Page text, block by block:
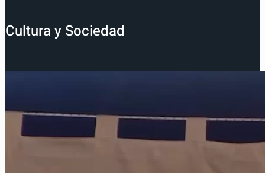
Cultura y Sociedad